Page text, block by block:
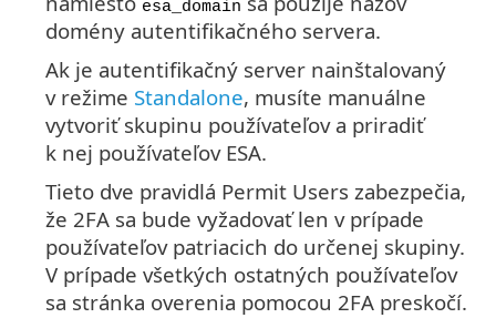
esa_domain
domény autentifikačného servera.
Ak je autentifikačný server nainštalovaný
v režime Standalone, musíte manuálne
vytvoriť skupinu používateľov a priradiť
k nej používateľov ESA.
Tieto dve pravidlá Permit Users zabezpečia,
že 2FA sa bude vyžadovať len v prípade
používateľov patriacich do určenej skupiny.
V prípade všetkých ostatných používateľov
sa stránka overenia pomocou 2FA preskočí.